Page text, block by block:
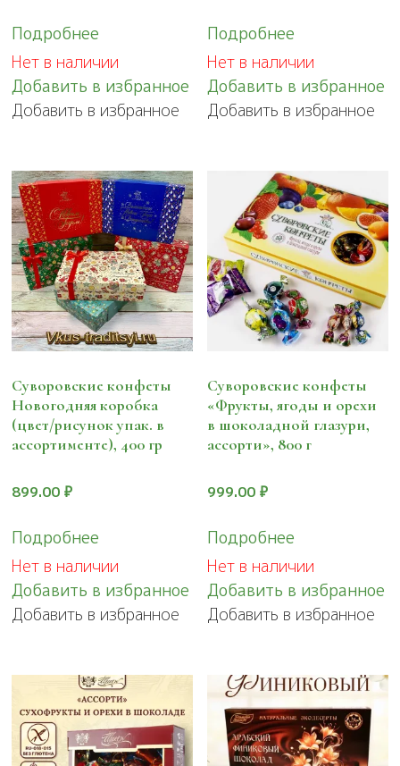
Подробнее
Нет в наличии
Добавить в избранное
Добавить в избранное
Подробнее
Нет в наличии
Добавить в избранное
Добавить в избранное
Суворовские конфеты
Новогодняя коробка
(цвет/рисунок упак. в
ассортименте), 400 гр
899.00 ₽
Подробнее
Нет в наличии
Добавить в избранное
Добавить в избранное
Суворовские конфеты
«Фрукты, ягоды и орехи
в шоколадной глазури,
ассорти», 800 г
999.00₽
Подробнее
Нет в наличии
Добавить в избранное
Добавить в избранное